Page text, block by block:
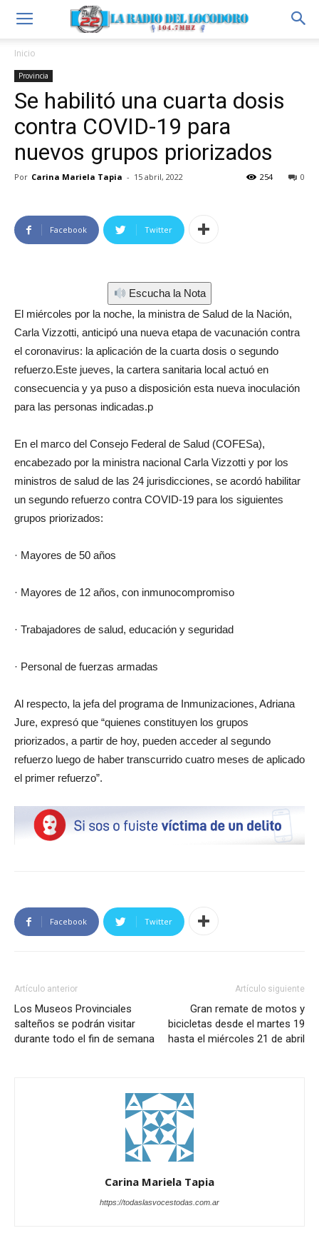
Inicio
Provincia
Se habilitó una cuarta dosis
contra COVID-19 para
nuevos grupos priorizados
Por Carina Mariela Tapia - 15 abril, 2022 0
254
Facebook Twitter
Escucha la Nota
El miércoles por la noche, la ministra de Salud de la Nación,
Carla Vizzotti, anticipó una nueva etapa de vacunación contra
el coronavirus: la aplicación de la cuarta dosis o segundo
refuerzo.Este jueves, la cartera sanitaria local actuó en
consecuencia y ya puso a disposición esta nueva inoculación
para las personas indicadas.p
En el marco del Consejo Federal de Salud (COFESa),
encabezado por la ministra nacional Carla Vizzotti y por los
ministros de salud de las 24 jurisdicciones, se acordó habilitar
un segundo refuerzo contra COVID-19 para los siguientes
grupos priorizados:
· Mayores de 50 años
· Mayores de 12 años, con inmunocompromiso
· Trabajadores de salud, educación y seguridad
· Personal de fuerzas armadas
Al respecto, la jefa del programa de Inmunizaciones, Adriana
Jure, expresó que “quienes constituyen los grupos
priorizados, a partir de hoy, pueden acceder al segundo
refuerzo luego de haber transcurrido cuatro meses de aplicado
el primer refuerzo”.
Facebook Twitter
Artículo anterior
Los Museos Provinciales
salteños se podrán visitar
durante todo el fin de semana
Artículo siguiente
Gran remate de motos y
bicicletas desde el martes 19
hasta el miércoles 21 de abril
Carina Mariela Tapia
https://todaslasvocestodas.com.ar